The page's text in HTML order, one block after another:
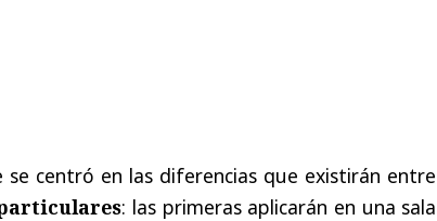
centró en las diferencias que existirán entre
: las primeras aplicarán en una sala